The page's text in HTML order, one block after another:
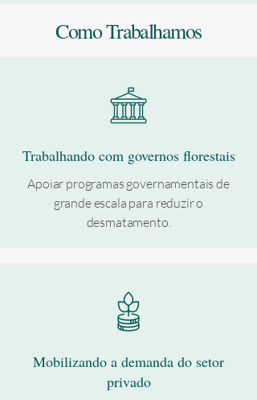
Como Trabalhamos
Trabalhando com governos florestais
Apoiar programas governamentais de
grande escala para reduzir o
desmatamento.
Mobilizando a demanda do setor
privado